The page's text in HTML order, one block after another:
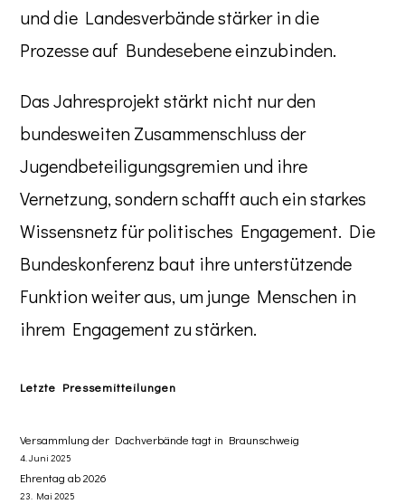
und die Landesverbände stärker in die
Prozesse auf Bundesebene einzubinden.
Das Jahresprojekt stärkt nicht nur den
bundesweiten Zusammenschluss der
Jugendbeteiligungsgremien und ihre
Vernetzung, sondern schafft auch ein starkes
Wissensnetz für politisches Engagement. Die
Bundeskonferenz baut ihre unterstützende
Funktion weiter aus, um junge Menschen in
ihrem Engagement zu stärken.
Letzte Pressemitteilungen
Versammlung der Dachverbände tagt in Braunschweig
4. Juni 2025
Ehrentag ab 2026
23. Mai 2025